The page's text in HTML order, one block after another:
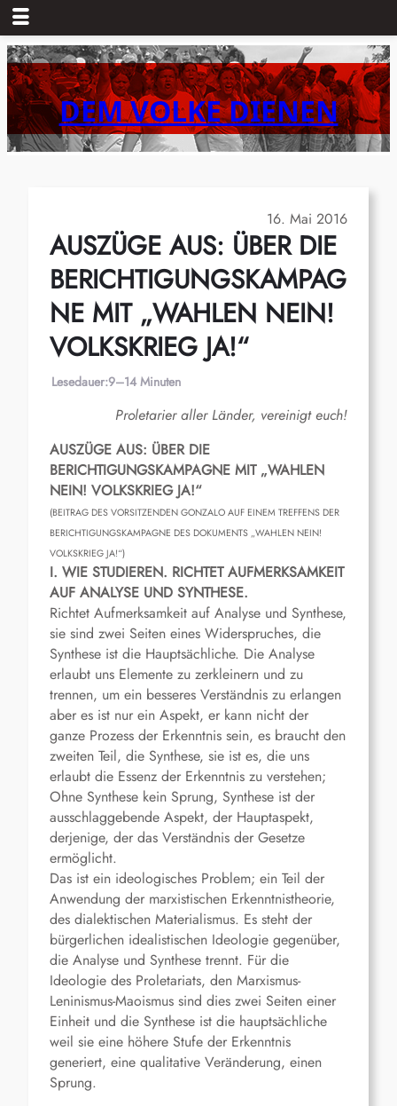
Zum
Inhalt
springenDEM VOLKE DIENEN
16. Mai 2016
AUSZÜGE AUS: ÜBER DIE
BERICHTIGUNGSKAMPAG
NE MIT „WAHLEN NEIN!
VOLKSKRIEG JA!“
Lesedauer:9–14 Minuten
Proletarier aller Länder, vereinigt euch!
AUSZÜGE AUS: ÜBER DIE
BERICHTIGUNGSKAMPAGNE MIT „WAHLEN
NEIN! VOLKSKRIEG JA!“
(BEITRAG DES VORSITZENDEN GONZALO AUF EINEM TREFFENS DER
BERICHTIGUNGSKAMPAGNE DES DOKUMENTS „WAHLEN NEIN!
VOLKSKRIEG JA!“)
I. WIE STUDIEREN. RICHTET AUFMERKSAMKEIT
AUF ANALYSE UND SYNTHESE.
Richtet Aufmerksamkeit auf Analyse und Synthese,
sie sind zwei Seiten eines Widerspruches, die
Synthese ist die Hauptsächliche. Die Analyse
erlaubt uns Elemente zu zerkleinern und zu
trennen, um ein besseres Verständnis zu erlangen
aber es ist nur ein Aspekt, er kann nicht der
ganze Prozess der Erkenntnis sein, es braucht den
zweiten Teil, die Synthese, sie ist es, die uns
erlaubt die Essenz der Erkenntnis zu verstehen;
Ohne Synthese kein Sprung, Synthese ist der
ausschlaggebende Aspekt, der Hauptaspekt,
derjenige, der das Verständnis der Gesetze
ermöglicht.
Das ist ein ideologisches Problem; ein Teil der
Anwendung der marxistischen Erkenntnistheorie,
des dialektischen Materialismus. Es steht der
bürgerlichen idealistischen Ideologie gegenüber,
die Analyse und Synthese trennt. Für die
Ideologie des Proletariats, den Marxismus-
Leninismus-Maoismus sind dies zwei Seiten einer
Einheit und die Synthese ist die hauptsächliche
weil sie eine höhere Stufe der Erkenntnis
generiert, eine qualitative Veränderung, einen
Sprung.